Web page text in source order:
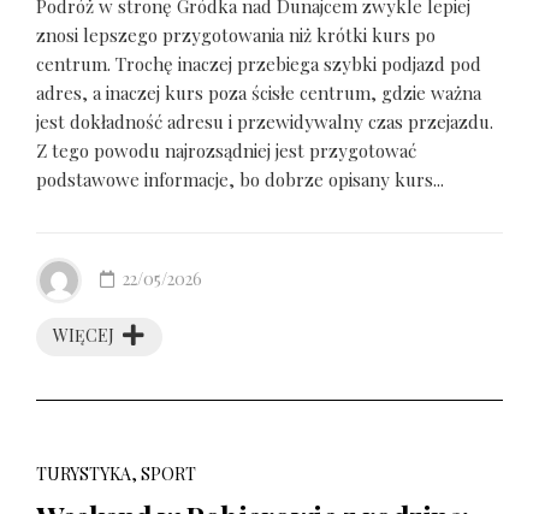
Podróż w stronę Gródka nad Dunajcem zwykle lepiej
znosi lepszego przygotowania niż krótki kurs po
centrum. Trochę inaczej przebiega szybki podjazd pod
adres, a inaczej kurs poza ścisłe centrum, gdzie ważna
jest dokładność adresu i przewidywalny czas przejazdu.
Z tego powodu najrozsądniej jest przygotować
podstawowe informacje, bo dobrze opisany kurs...
WIĘCEJ
22/05/2026
TURYSTYKA, SPORT